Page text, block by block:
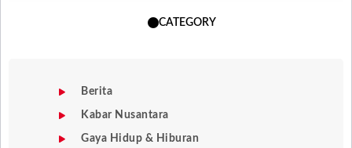
CATEGORY
Berita
Kabar Nusantara
Gaya Hidup & Hiburan